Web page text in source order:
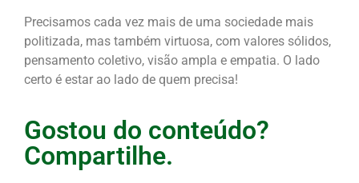
Precisamos cada vez mais de uma sociedade mais
politizada, mas também virtuosa, com valores sólidos,
pensamento coletivo, visão ampla e empatia. O lado
certo é estar ao lado de quem precisa!
Gostou do conteúdo?
Compartilhe.